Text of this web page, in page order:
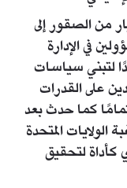
من الصقور إلى
في الإدارة
لتبني سياسات
على القدرات
كما حدث بعد
الولايات المتحدة
كأداة لتحقيق